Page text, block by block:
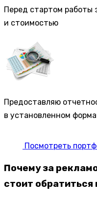
Перед стартом работы
и стоимостью
Предоставляю
в установленном
Посмотреть
Почему за
стоит